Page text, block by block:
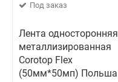
Под заказ
Лента односторонняя
металлизированная
Corotop Flex
(50мм*50мп) Польша